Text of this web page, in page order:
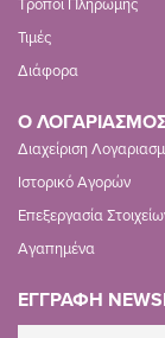
Τρόποι Πληρωμής
Τιμές
Διάφορα
Ο
Διαχείριση
Ιστορικό Αγορών
Επεξεργασία
Αγαπημένα
ΕΓΓΡΑΦΗ